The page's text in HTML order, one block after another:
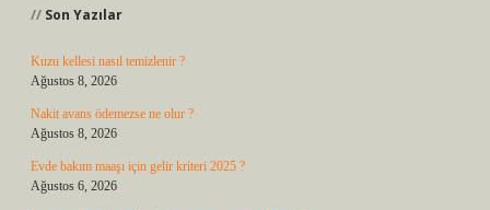
Son Yazılar
Kuzu kellesi nasıl temizlenir ?
Ağustos 8, 2026
Nakit avans ödemezse ne olur ?
Ağustos 8, 2026
Evde bakım maaşı için gelir kriteri 2025 ?
Ağustos 6, 2026